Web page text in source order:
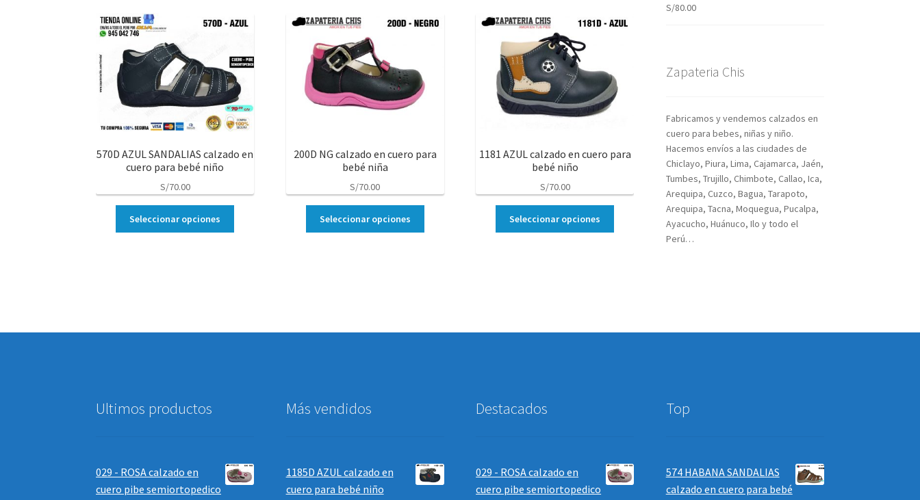
570D AZUL SANDALIAS calzado en
cuero para bebé niño
S/70.00
Seleccionar opciones
200D NG calzado en cuero para
bebé niña
S/70.00
Seleccionar opciones
1181 AZUL calzado en cuero para
bebé niño
S/70.00
Seleccionar opciones
S/80.00
Zapateria Chis
Fabricamos y vendemos calzados en
cuero para bebes, niñas y niño.
Hacemos envíos a las ciudades de
Chiclayo, Piura, Lima, Cajamarca, Jaén,
Tumbes, Trujillo, Chimbote, Callao, Ica,
Arequipa, Cuzco, Bagua, Tarapoto,
Arequipa, Tacna, Moquegua, Pucalpa,
Ayacucho, Huánuco, Ilo y todo el
Perú…
Ultimos productos
029 - ROSA calzado en
cuero pibe semiortopedico
Más vendidos
1185D AZUL calzado en
cuero para bebé niño
Destacados
029 - ROSA calzado en
cuero pibe semiortopedico
Top
574 HABANA SANDALIAS
calzado en cuero para bebé